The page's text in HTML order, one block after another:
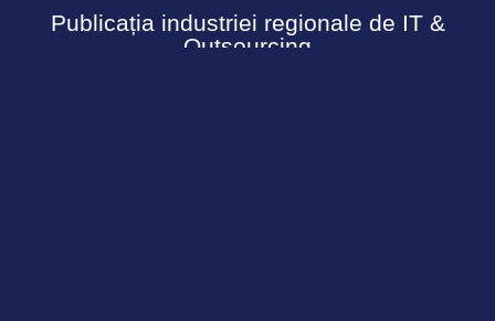
Publicația industriei regionale de IT &
Outsourcing